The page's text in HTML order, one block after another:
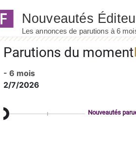
Parutions du moment
- 6 mois
2/7/2026
Nouveautés